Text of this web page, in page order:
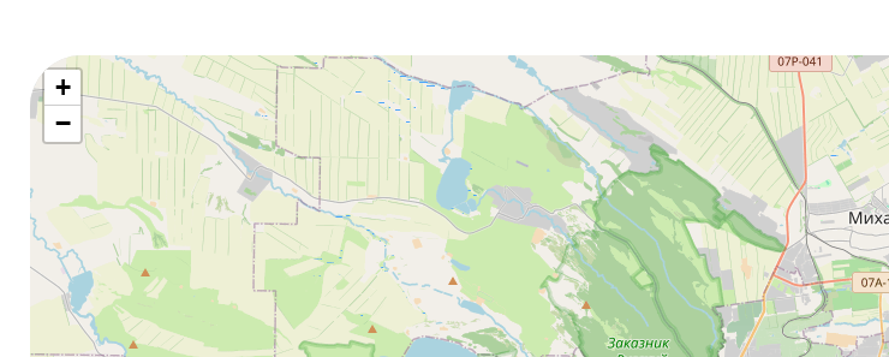
+
−